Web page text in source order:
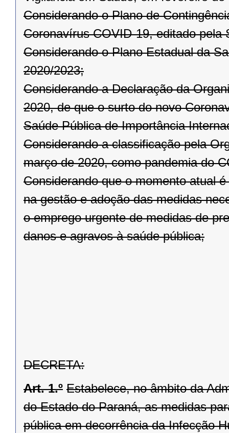
Considerando o Plano de
Coronavírus COVID-19, editado pela
Considerando o Plano Estadual da
2020/2023;
Considerando a Declaração da
2020, de que o surto do novo
Saúde Pública de Importância
Considerando a classificação pela
março de 2020, como pandemia do
Considerando que o momento atual
na gestão e adoção das medidas
o emprego urgente de medidas de
danos e agravos à saúde pública;
DECRETA:
Art. 1.º Estabelece, no âmbito da
do Estado do Paraná, as medidas
pública em decorrência da Infecção